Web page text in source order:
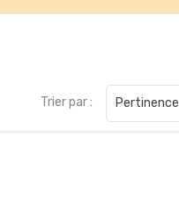
Trier par : Pertinence